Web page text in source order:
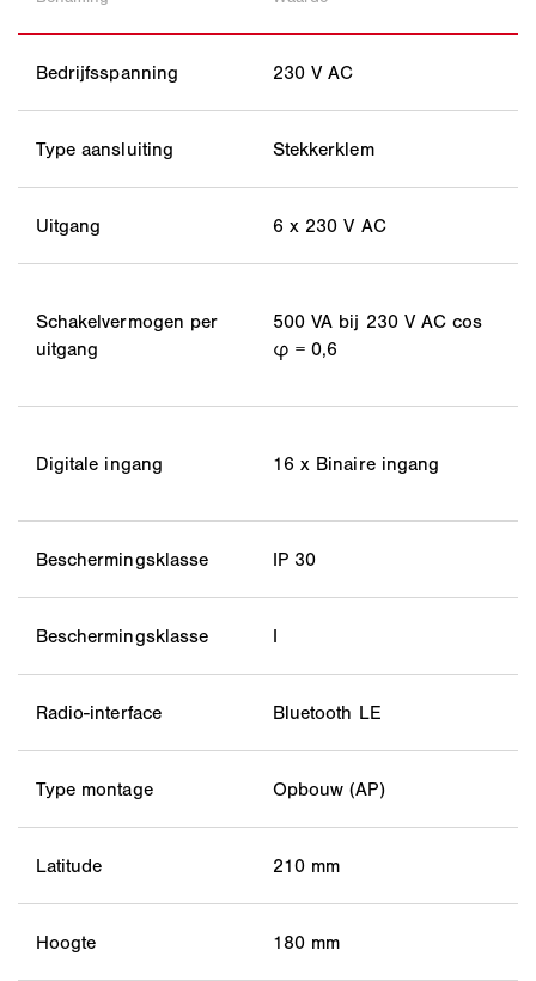
Bedrijfsspanning 230 V AC
Type aansluiting Stekkerklem
Uitgang 6 x 230 V AC
Schakelvermogen per
uitgang
500 VA bij 230 V AC cos
φ = 0,6
Digitale ingang 16 x Binaire ingang
Beschermingsklasse IP 30
Beschermingsklasse I
Radio-interface Bluetooth LE
Type montage Opbouw (AP)
Latitude 210 mm
Hoogte 180 mm